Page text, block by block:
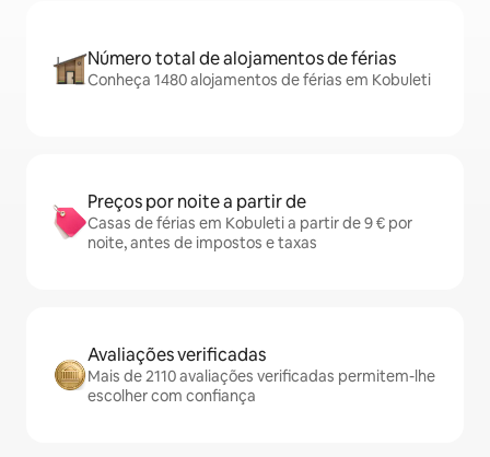
Número total de alojamentos de férias
Conheça 1480 alojamentos de férias em Kobuleti
Preços por noite a partir de
Casas de férias em Kobuleti a partir de 9 € por
noite, antes de impostos e taxas
Avaliações verificadas
Mais de 2110 avaliações verificadas permitem-lhe
escolher com confiança